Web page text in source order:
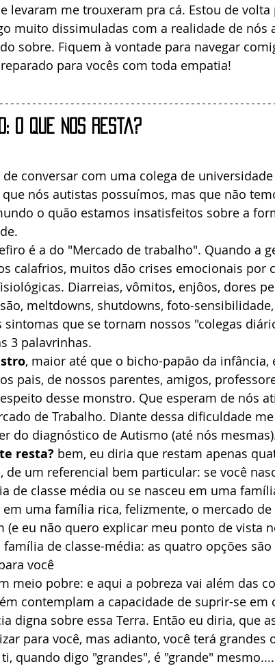
levaram me trouxeram pra cá. Estou de volta
muito dissimuladas com a realidade de nós
sobre. Fiquem à vontade para navegar
para vocês com toda empatia!
o que nos resta?
conversar com uma colega de
nós autistas possuímos, mas que não
o quão estamos insatisfeitos sobre a
é a do "Mercado de trabalho". Quando a
calafrios, muitos dão crises emocionais por
Diarreias, vômitos, enjôos, dores
meltdowns, shutdowns, foto-
que se tornam nossos "colegas
3 palavrinhas.
, maior até que o bicho-papão da infância,
pais, de nossos parentes, amigos,
desse monstro. Que esperam de nós
de Trabalho. Diante dessa dificuldade
do diagnóstico de Autismo (até nós
resta? bem, eu diria que restam apenas
de um referencial bem particular: se você
de classe média ou se nasceu em uma
em uma família rica, felizmente, o mercado
(e eu não quero explicar meu ponto de vista
de classe-média: as quatro opções são
você
meio pobre: e aqui a pobreza vai além das
contemplam a capacidade de suprir-se em
digna sobre essa Terra. Então eu diria, que
para você, mas adianto, você terá grandes
quando digo "grandes", é "grande" mesmo....